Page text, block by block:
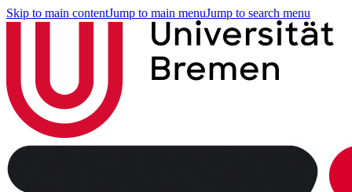
Skip to main contentJump to main menuJump to search menu